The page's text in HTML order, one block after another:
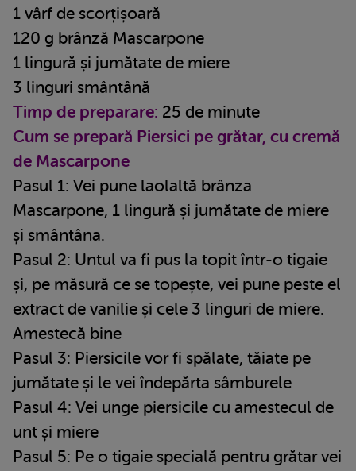
1 vârf de scorțișoară
120 g brânză Mascarpone
1 lingură și jumătate de miere
3 linguri smântână
Timp de preparare: 25 de minute
Cum se prepară Piersici pe grătar, cu cremă
de Mascarpone
Pasul 1: Vei pune laolaltă brânza
Mascarpone, 1 lingură și jumătate de miere
și smântâna.
Pasul 2: Untul va fi pus la topit într-o tigaie
și, pe măsură ce se topește, vei pune peste el
extract de vanilie și cele 3 linguri de miere.
Amestecă bine
Pasul 3: Piersicile vor fi spălate, tăiate pe
jumătate și le vei îndepărta sâmburele
Pasul 4: Vei unge piersicile cu amestecul de
unt și miere
Pasul 5: Pe o tigaie specială pentru grătar vei